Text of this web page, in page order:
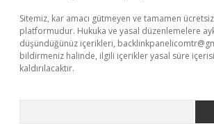
Sitemiz, kar amacı gütmeyen ve tamamen
platformudur. Hukuka ve yasal düzenlemelere
düşündüğünüz içerikleri,
bildirmeniz halinde, ilgili içerikler yasal süre
kaldırılacaktır.